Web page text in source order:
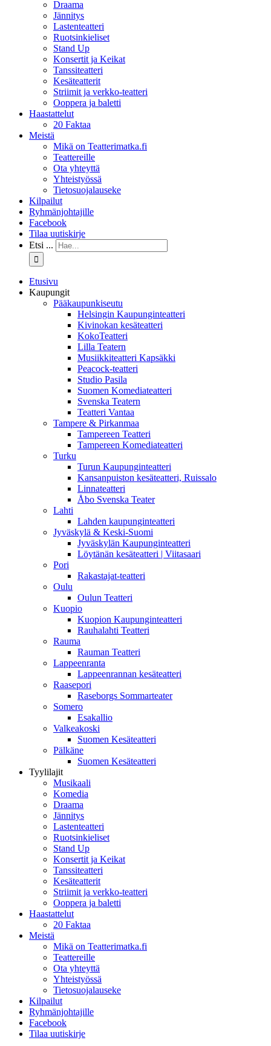
Draama
Jännitys
Lastenteatteri
Ruotsinkieliset
Stand Up
Konsertit ja Keikat
Tanssiteatteri
Kesäteatterit
Striimit ja verkko-teatteri
Ooppera ja baletti
Haastattelut
20 Faktaa
Meistä
Mikä on Teatterimatka.fi
Teattereille
Ota yhteyttä
Yhteistyössä
Tietosuojalauseke
Kilpailut
Ryhmänjohtajille
Facebook
Tilaa uutiskirje
Etsi ...
Etusivu
Kaupungit
Pääkaupunkiseutu
Helsingin Kaupunginteatteri
Kivinokan kesäteatteri
KokoTeatteri
Lilla Teatern
Musiikkiteatteri Kapsäkki
Peacock-teatteri
Studio Pasila
Suomen Komediateatteri
Svenska Teatern
Teatteri Vantaa
Tampere & Pirkanmaa
Tampereen Teatteri
Tampereen Komediateatteri
Turku
Turun Kaupunginteatteri
Kansanpuiston kesäteatteri, Ruissalo
Linnateatteri
Åbo Svenska Teater
Lahti
Lahden kaupunginteatteri
Jyväskylä & Keski-Suomi
Jyväskylän Kaupunginteatteri
Löytänän kesäteatteri | Viitasaari
Pori
Rakastajat-teatteri
Oulu
Oulun Teatteri
Kuopio
Kuopion Kaupunginteatteri
Rauhalahti Teatteri
Rauma
Rauman Teatteri
Lappeenranta
Lappeenrannan kesäteatteri
Raasepori
Raseborgs Sommarteater
Somero
Esakallio
Valkeakoski
Suomen Kesäteatteri
Pälkäne
Suomen Kesäteatteri
Tyylilajit
Musikaali
Komedia
Draama
Jännitys
Lastenteatteri
Ruotsinkieliset
Stand Up
Konsertit ja Keikat
Tanssiteatteri
Kesäteatterit
Striimit ja verkko-teatteri
Ooppera ja baletti
Haastattelut
20 Faktaa
Meistä
Mikä on Teatterimatka.fi
Teattereille
Ota yhteyttä
Yhteistyössä
Tietosuojalauseke
Kilpailut
Ryhmänjohtajille
Facebook
Tilaa uutiskirje